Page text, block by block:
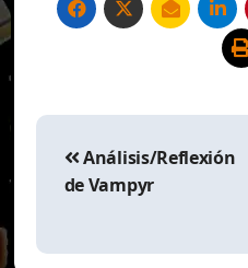
Navegación
entradas
Análisis/Reflexión
de Vampyr